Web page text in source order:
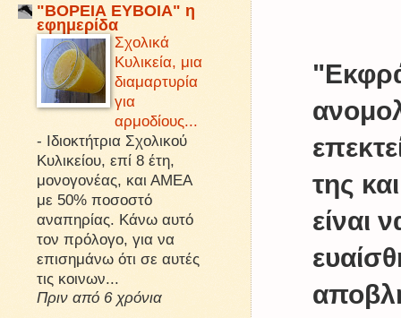
της
είναι
"ΒΟΡΕΙΑ ΕΥΒΟΙΑ" η
εφημερίδα
Σχολικά
Κυλικεία, μια
διαμαρτυρία
για
αρμοδίους...
- Ιδιοκτήτρια Σχολικού
Κυλικείου, επί 8 έτη,
μονογονέας, και ΑΜΕΑ
με 50% ποσοστό
αναπηρίας. Κάνω αυτό
τον πρόλογο, για να
επισημάνω ότι σε αυτές
τις κοινων...
Πριν από 6 χρόνια